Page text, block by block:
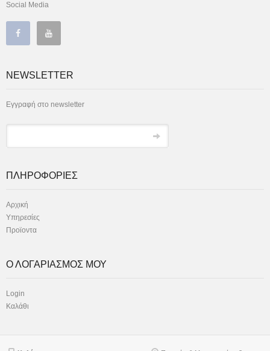
Social Media
NEWSLETTER
Εγγραφή στο newsletter
ΠΛΗΡΟΦΟΡΙΕΣ
Αρχική
Υπηρεσίες
Προϊοντα
Ο ΛΟΓΑΡΙΑΣΜΟΣ ΜΟΥ
Login
Καλάθι